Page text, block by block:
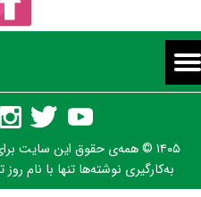
۱۴۰۵ © همه‌ی حقوق این سایت
به‌کارگیری نوشته‌ها تنها با نام